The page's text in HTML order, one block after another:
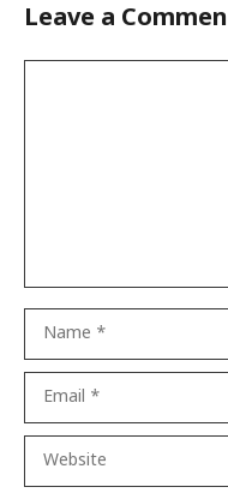
Leave a
Website